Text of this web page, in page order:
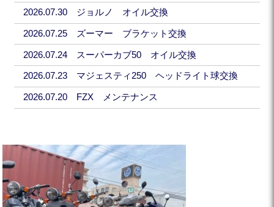
2026.07.30 ジョルノ オイル交換
2026.07.25 ズーマー ブラケット交換
2026.07.24 スーパーカブ50 オイル交換
2026.07.23 マジェスティ250 ヘッドライト球交換
2026.07.20 FZX メンテナンス